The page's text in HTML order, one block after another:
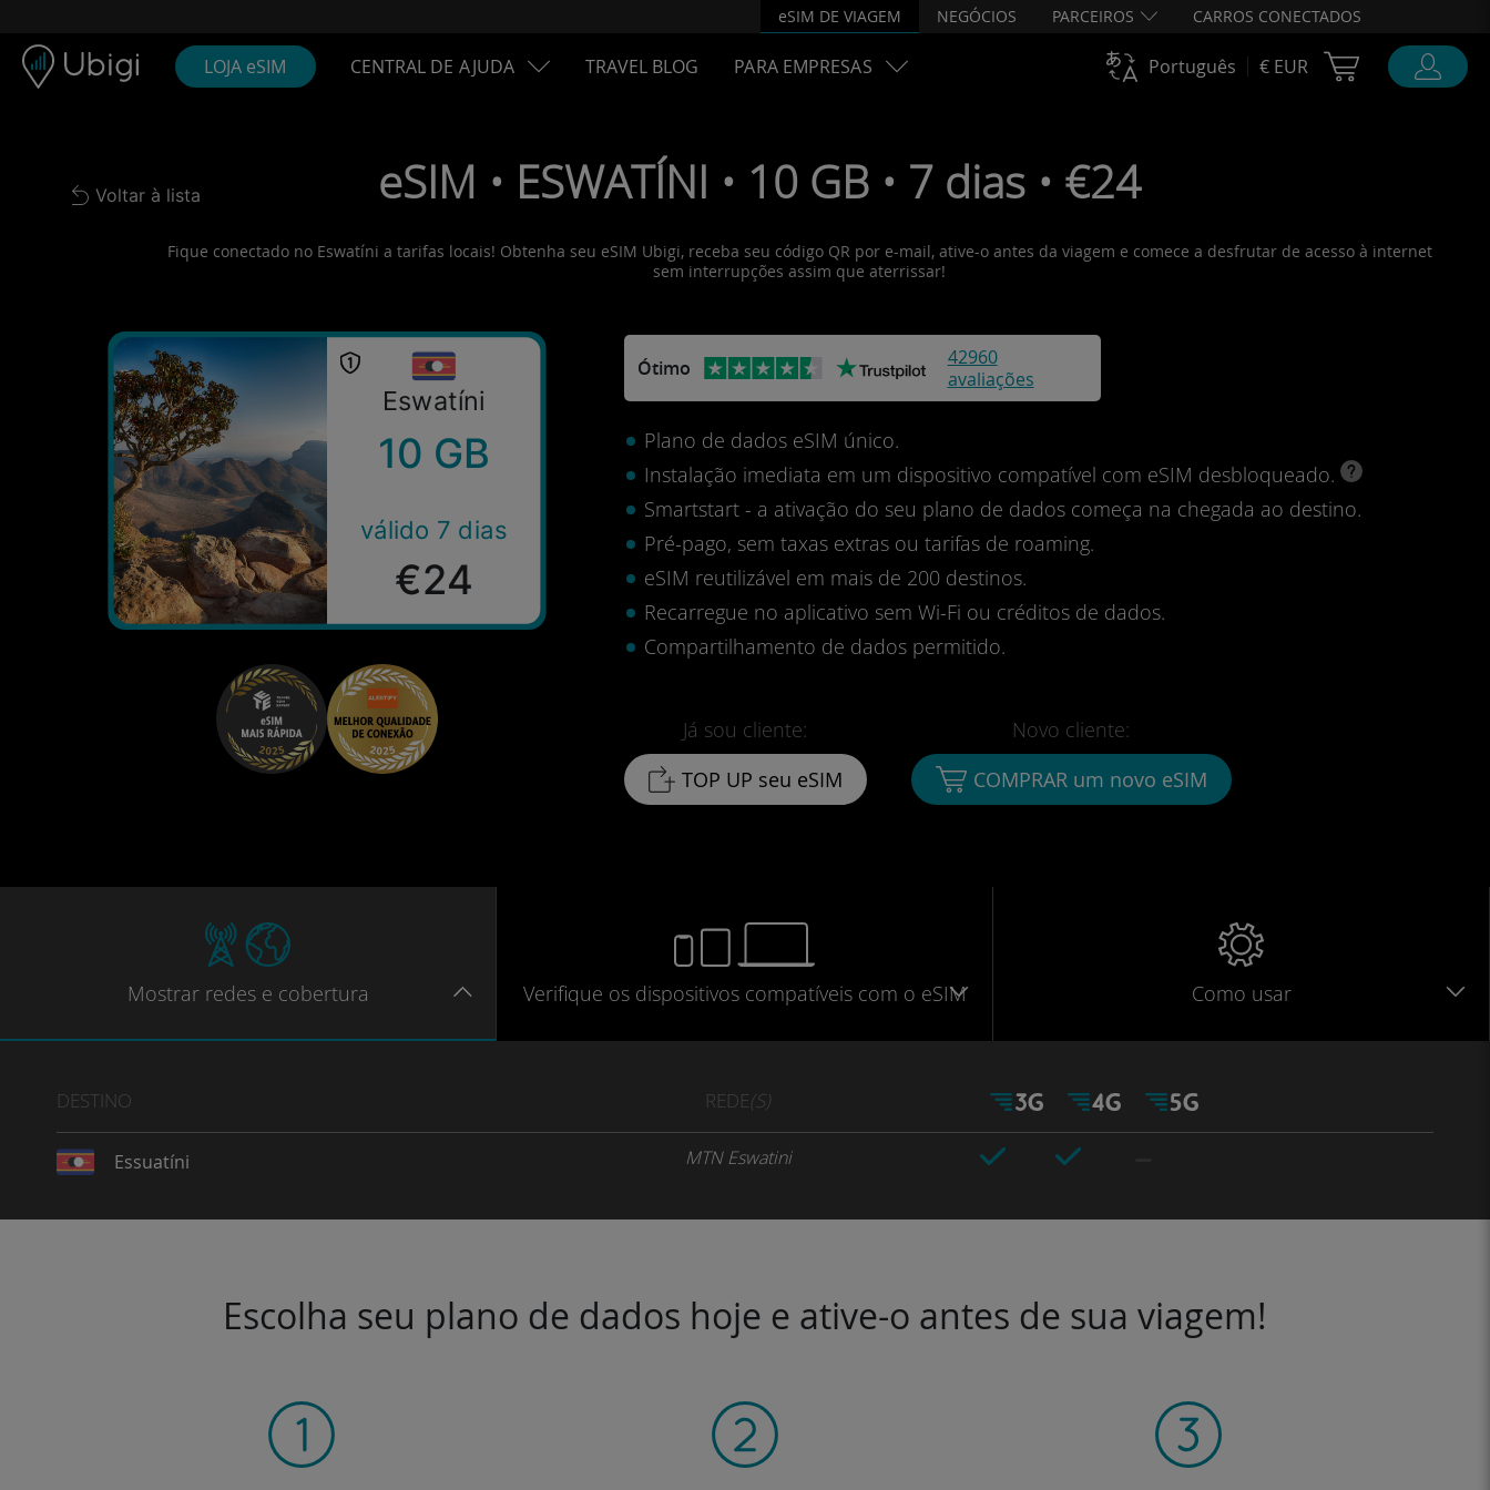
eSIM DE VIAGEM NEGÓCIOS PARCEIROS CARROS CONECTADOS
LOJA eSIM CENTRAL DE AJUDA TRAVEL BLOG PARA EMPRESAS Português € EUR Cart Ubigi
Back to list
Voltar à lista eSIM • ESWATÍNI • 10 GB • 7 dias • €24
Fique conectado no Eswatíni a tarifas locais! Obtenha seu eSIM Ubigi, receba seu código QR por e-mail, ative-o antes da viagem e comece a desfrutar de acesso à internet
sem interrupções assim que aterrissar!
Eswatíni
10 GB
válido 7 dias
€24
Ótimo
42960
avaliações
Plano de dados eSIM único.
Instalação imediata em um dispositivo compatível com eSIM desbloqueado.
Smartstart - a ativação do seu plano de dados começa na chegada ao destino.
Pré-pago, sem taxas extras ou tarifas de roaming.
eSIM reutilizável em mais de 200 destinos.
Recarregue no aplicativo sem Wi-Fi ou créditos de dados.
Compartilhamento de dados permitido.
Já sou cliente:
TOP UP seu eSIM
Novo cliente:
COMPRAR um novo eSIM
Mostrar redes e cobertura Verifique os dispositivos compatíveis com o eSIM Como usar
DESTINO REDE(S)
Essuatíni MTN Eswatini
Escolha seu plano de dados hoje e ative-o antes de sua viagem!